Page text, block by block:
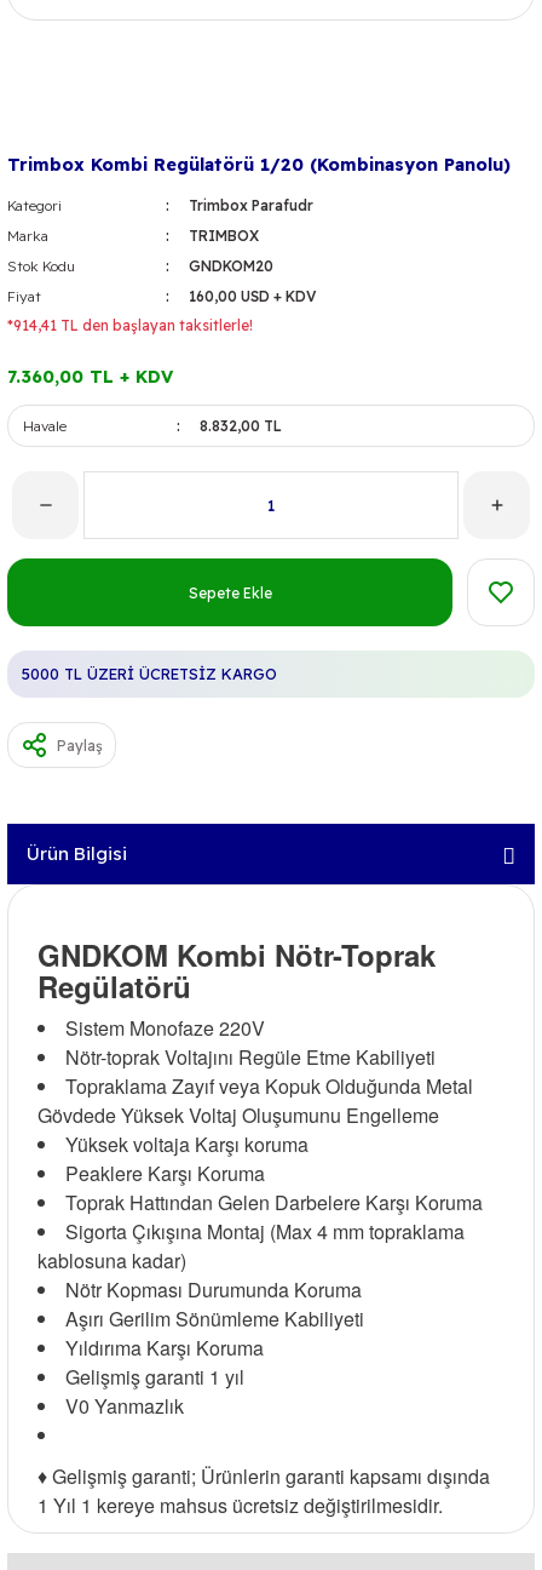
Trimbox Kombi Regülatörü 1/20 (Kombinasyon Panolu)
Kategori
Trimbox Parafudr
Marka
TRIMBOX
Stok Kodu
GNDKOM20
Fiyat
160,00 USD + KDV
*914,41 TL den başlayan taksitlerle!
7.360,00 TL + KDV
Havale 8.832,00 TL
Sepete Ekle
5000 TL ÜZERİ ÜCRETSİZ KARGO
Paylaş
Ürün Bilgisi
GNDKOM Kombi Nötr-Toprak
Regülatörü
Sistem Monofaze 220V
Nötr-toprak Voltajını Regüle Etme Kabiliyeti
Topraklama Zayıf veya Kopuk Olduğunda Metal
Gövdede Yüksek Voltaj Oluşumunu Engelleme
Yüksek voltaja Karşı koruma
Peaklere Karşı Koruma
Toprak Hattından Gelen Darbelere Karşı Koruma
Sigorta Çıkışına Montaj (Max 4 mm topraklama
kablosuna kadar)
Nötr Kopması Durumunda Koruma
Aşırı Gerilim Sönümleme Kabiliyeti
Yıldırıma Karşı Koruma
Gelişmiş garanti 1 yıl
V0 Yanmazlık
♦️ Gelişmiş garanti; Ürünlerin garanti kapsamı dışında
1 Yıl 1 kereye mahsus ücretsiz değiştirilmesidir.